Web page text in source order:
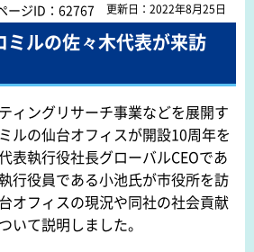
ージID：62767 更新日：2022年8月25日
ミルの佐々木代表が来訪
ィングリサーチ事業などを展開す
ルの仙台オフィスが開設10周年を
表執行役社長グローバルCEOであ
行役員である小池氏が市役所を訪
オフィスの現況や同社の社会貢献
いて説明しました。